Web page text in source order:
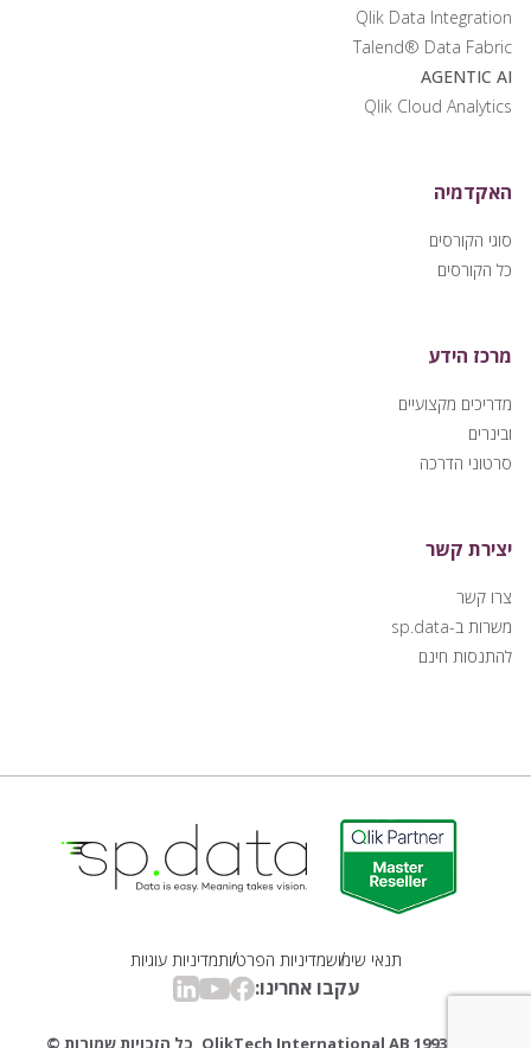
Qlik Data Integration
Talend® Data Fabric
AGENTIC AI
Qlik Cloud Analytics
האקדמיה
סוגי הקורסים
כל הקורסים
מרכז הידע
מדריכים מקצועיים
ובינרים
סרטוני הדרכה
יצירת קשר
צרו קשר
משרות ב-sp.data
להתנסות חינם
תנאי שימושמדיניות הפרטיותמדיניות עוגיות
עקבו אחרינו:
facebook
youtube
linkedin
1993-2025 QlikTech International AB, כל הזכויות שמורות ©